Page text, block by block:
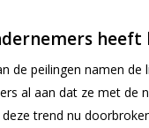
de peilingen namen
al aan dat ze met de
deze trend nu